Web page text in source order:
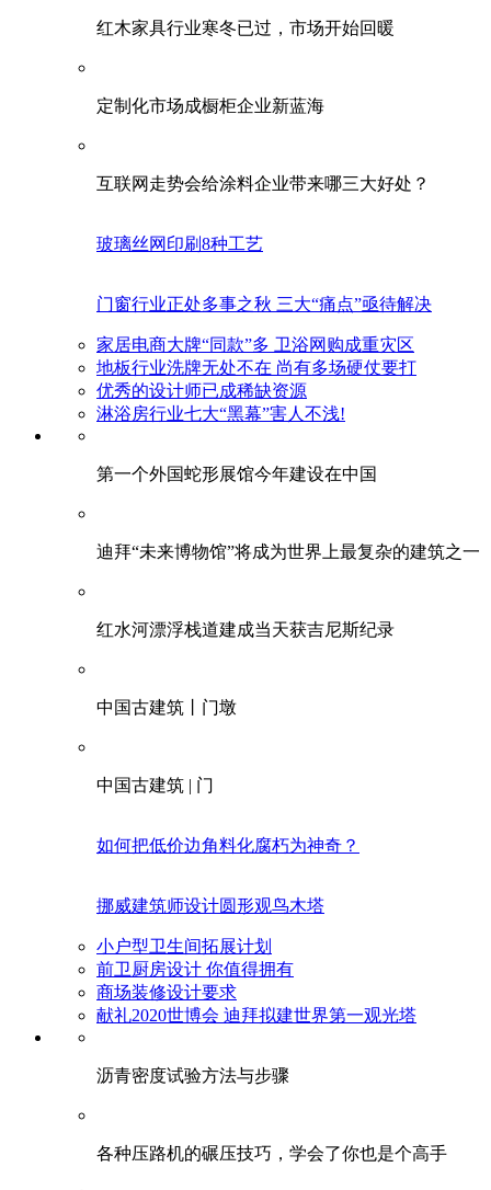
红木家具行业寒冬已过，市场开始回暖
定制化市场成橱柜企业新蓝海
互联网走势会给涂料企业带来哪三大好处？
玻璃丝网印刷8种工艺
门窗行业正处多事之秋 三大“痛点”亟待解决
家居电商大牌“同款”多 卫浴网购成重灾区
地板行业洗牌无处不在 尚有多场硬仗要打
优秀的设计师已成稀缺资源
淋浴房行业七大“黑幕”害人不浅!
第一个外国蛇形展馆今年建设在中国
迪拜“未来博物馆”将成为世界上最复杂的建筑之一
红水河漂浮栈道建成当天获吉尼斯纪录
中国古建筑丨门墩
中国古建筑 | 门
如何把低价边角料化腐朽为神奇？
挪威建筑师设计圆形观鸟木塔
小户型卫生间拓展计划
前卫厨房设计 你值得拥有
商场装修设计要求
献礼2020世博会 迪拜拟建世界第一观光塔
​沥青密度试验方法与步骤
各种压路机的碾压技巧，学会了你也是个高手